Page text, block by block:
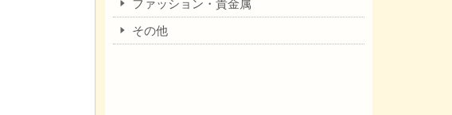
ファッション・貴金属
その他